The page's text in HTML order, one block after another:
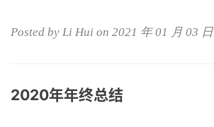
Posted by Li Hui on 2021 年 01 月 03 日
2020年年终总结